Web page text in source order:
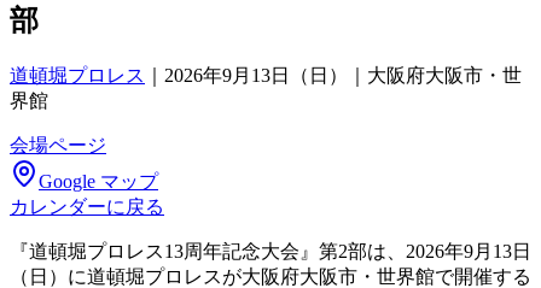
部
道頓堀プロレス
2026年9月13日（日）｜大阪府大阪市・世
界館
会場ページ
Google マップ
カレンダーに戻る
『道頓堀プロレス13周年記念大会』第2部は、2026年9月13日
（日）に道頓堀プロレスが大阪府大阪市・世界館で開催する